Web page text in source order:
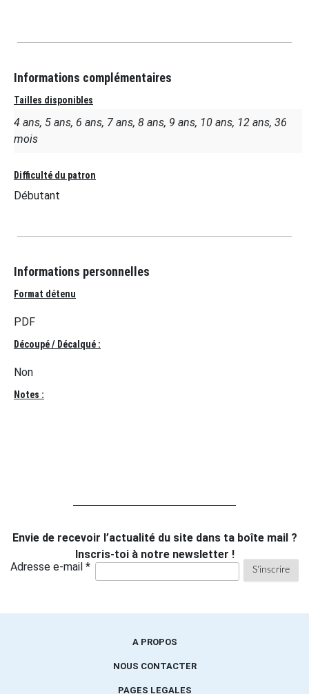
Informations complémentaires
Tailles disponibles
4 ans, 5 ans, 6 ans, 7 ans, 8 ans, 9 ans, 10 ans, 12 ans, 36
mois
Difficulté du patron
Débutant
Informations personnelles
Format détenu
PDF
Découpé / Décalqué :
Non
Notes :
Envie de recevoir l’actualité du site dans ta boîte mail ?
Inscris-toi à notre newsletter !
Adresse e-mail *
A PROPOS
NOUS CONTACTER
PAGES LEGALES